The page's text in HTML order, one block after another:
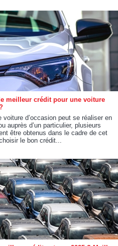
meilleur crédit pour une voiture
voiture d’occasion peut se réaliser en
auprès d’un particulier, plusieurs
être obtenus dans le cadre de cet
le bon crédit...